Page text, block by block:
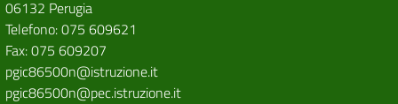
06132 Perugia
Telefono: 075 609621
Fax: 075 609207
pgic86500n@istruzione.it
pgic86500n@pec.istruzione.it